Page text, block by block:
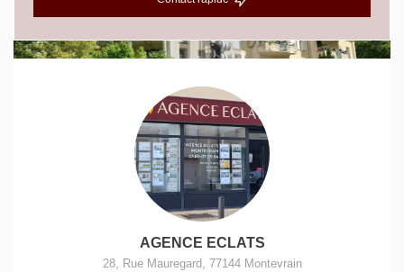
AGENCE ECLATS
28, Rue Mauregard 77144 Montevrain